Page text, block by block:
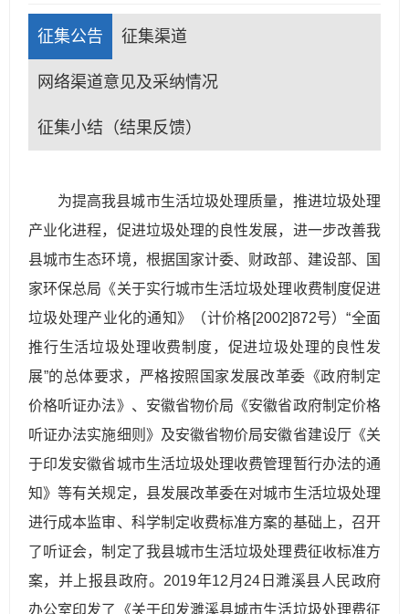
征集公告 征集渠道
网络渠道意见及采纳情况
征集小结（结果反馈）
为提高我县城市生活垃圾处理质量，推进垃圾处理
产业化进程，促进垃圾处理的良性发展，进一步改善我
县城市生态环境，根据国家计委、财政部、建设部、国
家环保总局《关于实行城市生活垃圾处理收费制度促进
垃圾处理产业化的通知》（计价格[2002]872号）“全面
推行生活垃圾处理收费制度，促进垃圾处理的良性发
展”的总体要求，严格按照国家发展改革委《政府制定
价格听证办法》、安徽省物价局《安徽省政府制定价格
听证办法实施细则》及安徽省物价局安徽省建设厅《关
于印发安徽省城市生活垃圾处理收费管理暂行办法的通
知》等有关规定，县发展改革委在对城市生活垃圾处理
进行成本监审、科学制定收费标准方案的基础上，召开
了听证会，制定了我县城市生活垃圾处理费征收标准方
案，并上报县政府。2019年12月24日濉溪县人民政府
办公室印发了《关于印发濉溪县城市生活垃圾处理费征